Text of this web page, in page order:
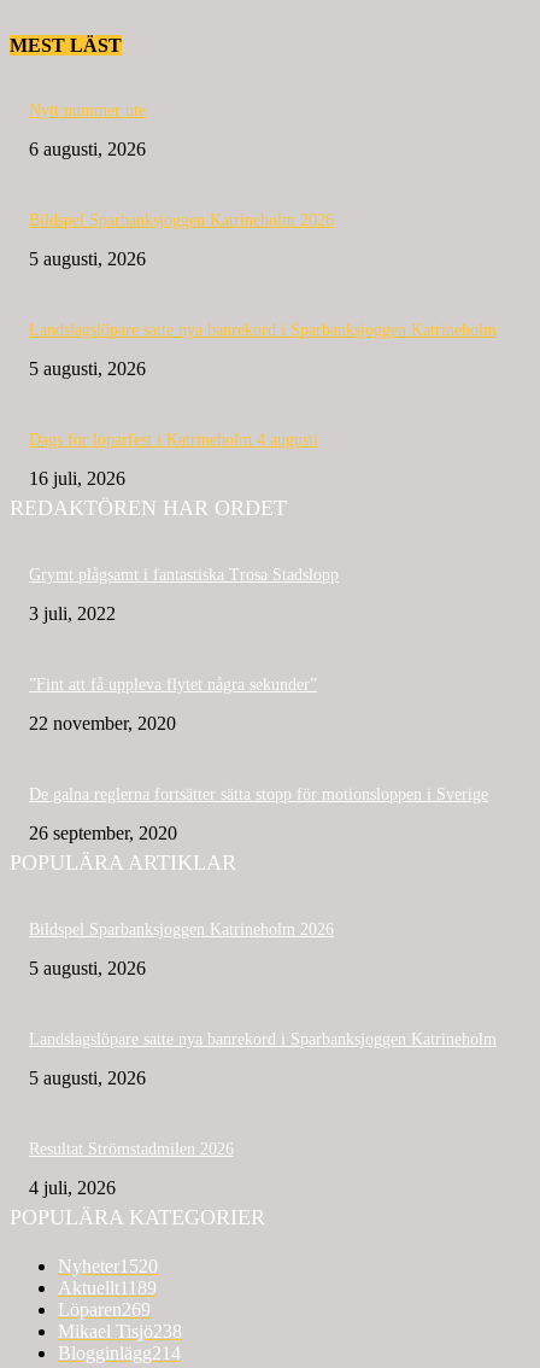
MEST LÄST
Nytt nummer ute
6 augusti, 2026
Bildspel Sparbanksjoggen Katrineholm 2026
5 augusti, 2026
Landslagslöpare satte nya banrekord i Sparbanksjoggen Katrineholm
5 augusti, 2026
Dags för löparfest i Katrineholm 4 augusti
16 juli, 2026
REDAKTÖREN HAR ORDET
Grymt plågsamt i fantastiska Trosa Stadslopp
3 juli, 2022
”Fint att få uppleva flytet några sekunder”
22 november, 2020
De galna reglerna fortsätter sätta stopp för motionsloppen i Sverige
26 september, 2020
POPULÄRA ARTIKLAR
Bildspel Sparbanksjoggen Katrineholm 2026
5 augusti, 2026
Landslagslöpare satte nya banrekord i Sparbanksjoggen Katrineholm
5 augusti, 2026
Resultat Strömstadmilen 2026
4 juli, 2026
POPULÄRA KATEGORIER
Nyheter1520
Aktuellt1189
Löparen269
Mikael Tisjö238
Blogginlägg214